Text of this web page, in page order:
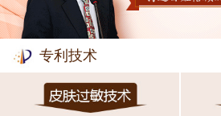
专利技术